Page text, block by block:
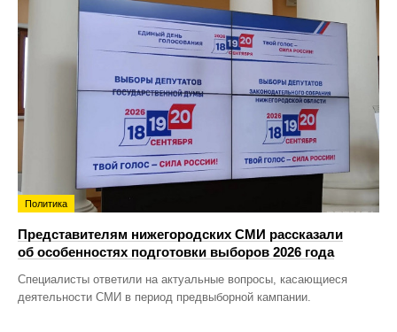
Политика
Представителям нижегородских СМИ рассказали
об особенностях подготовки выборов 2026 года
Специалисты ответили на актуальные вопросы, касающиеся
деятельности СМИ в период предвыборной кампании.